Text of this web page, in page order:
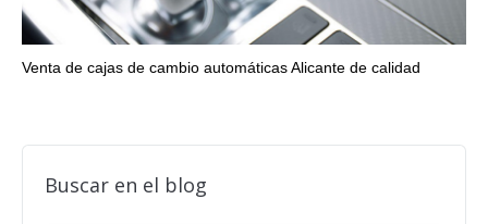
Venta de cajas de cambio automáticas Alicante de calidad
Buscar en el blog